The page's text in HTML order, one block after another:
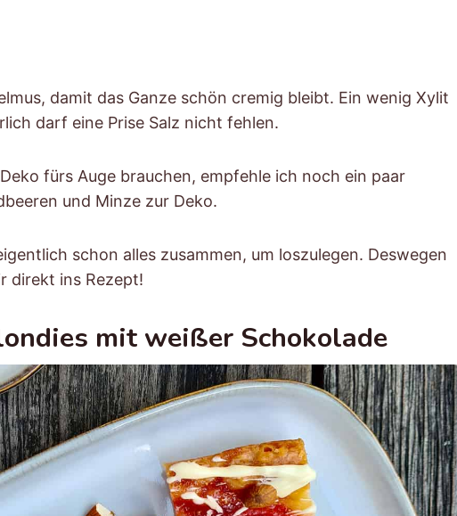
damit das Ganze schön cremig bleibt. Ein wenig Xylit
darf eine Prise Salz nicht fehlen.
fürs Auge brauchen, empfehle ich noch ein paar
und Minze zur Deko.
schon alles zusammen, um loszulegen. Deswegen
direkt ins Rezept!
mit weißer Schokolade